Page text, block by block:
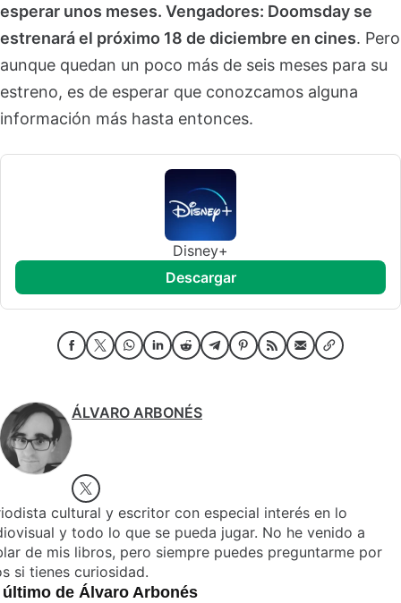
esperar unos meses. Vengadores: Doomsday se
estrenará el próximo 18 de diciembre en cines. Pero
aunque quedan un poco más de seis meses para su
estreno, es de esperar que conozcamos alguna
información más hasta entonces.
Disney+
descargar
ÁLVARO ARBONÉS
cultural y escritor con especial interés en lo
y todo lo que se pueda jugar. No he venido a
de mis libros, pero siempre puedes preguntarme por
si tienes curiosidad.
de Álvaro Arbonés